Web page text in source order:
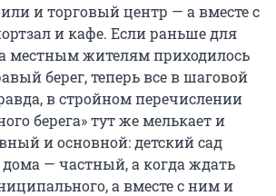
и торговый центр — а вместе с
и кафе. Если раньше для
местным жителям приходилось
берег, теперь все в шаговой
в стройном перечислении
берега» тут же мелькает и
и основной: детский сад
— частный, а когда ждать
а вместе с ним и